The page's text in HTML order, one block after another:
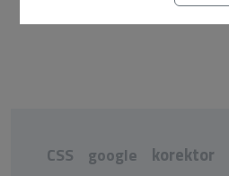
CSS google korektor